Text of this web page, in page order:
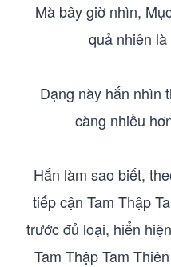
Mà bây giờ nhìn,
quả nhiên
Dạng này hắn nhìn
càng nhiều
Hắn làm sao biết,
tiếp cận Tam Thập
trước đủ loại, hiển
Tam Thập Tam